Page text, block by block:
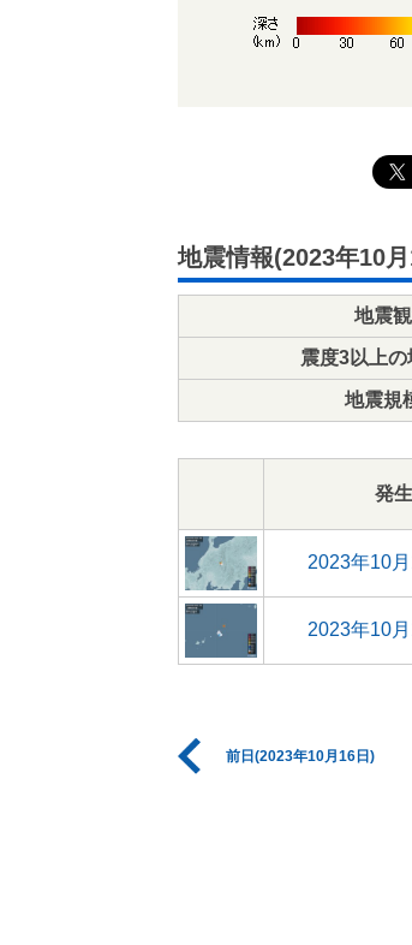
地震情報(2023年10
地震
震度3以上
地震規
発
2023年10
2023年10
前日(2023年10月16日)